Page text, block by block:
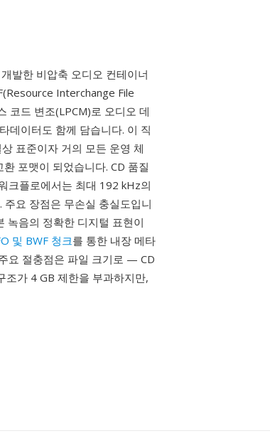
발한 비압축 오디오 컨테이너
Interchange File
코드 변조(LPCM)로 오디오 데
데이터도 함께 담습니다. 이 직
표준이자 거의 모든 운영 체
포맷이 되었습니다. CD 품질
크플로에서는 최대 192 kHz의
요 장점은 무손실 충실도입니
녹음의 정확한 디지털 표현이
및 BWF 청크를 통한 내장 메타
요 절충점은 파일 크기로 — CD
가 4 GB 제한을 부과하지만,